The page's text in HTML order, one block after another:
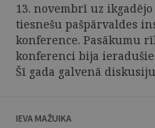
13. novembrī uz
tiesnešu pašpārvaldes
konference. Pasākumu
konferenci bija
Šī gada galvenā diskusiju
IEVA MAŽUIKA